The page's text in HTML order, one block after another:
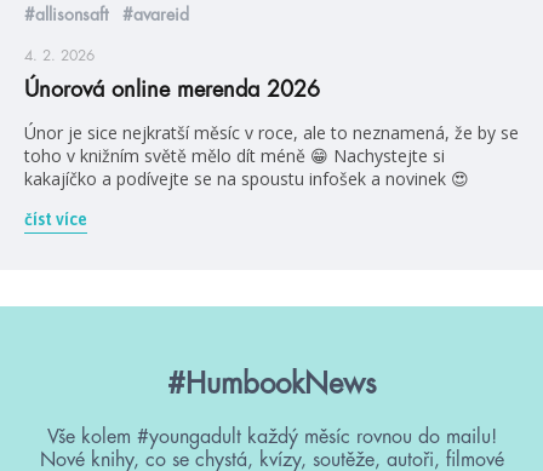
#allisonsaft #avareid
4. 2. 2026
Únorová online merenda 2026
Únor je sice nejkratší měsíc v roce, ale to neznamená, že by se
toho v knižním světě mělo dít méně 😁 Nachystejte si
kakajíčko a podívejte se na spoustu infošek a novinek 😍
číst více
#HumbookNews
Vše kolem #youngadult každý měsíc rovnou do mailu!
Nové knihy, co se chystá, kvízy, soutěže, autoři, filmové